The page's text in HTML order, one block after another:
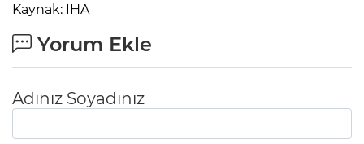
Kaynak: İHA
Yorum Ekle
Adınız Soyadınız